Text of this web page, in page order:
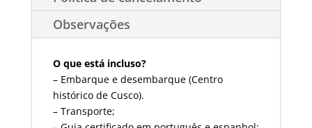
Observações
O que está incluso?
– Embarque e desembarque (Centro
histórico de Cusco).
– Transporte;